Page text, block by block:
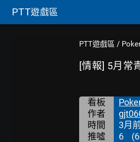
PTT遊戲區
PTT遊戲區 /
[情報] 5月常
看板
作者
時間 3月
推噓 6 (6